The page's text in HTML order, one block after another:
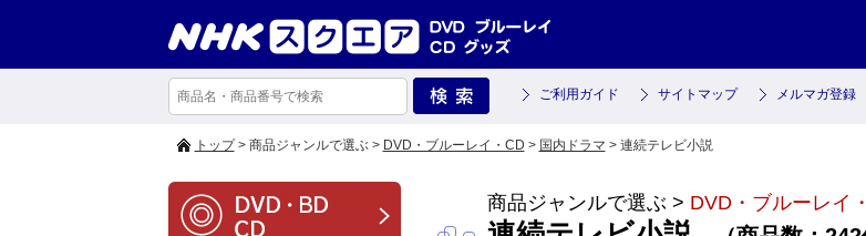
ご利用ガイド サイトマップ メルマガ登録
トップ> 商品ジャンルで選ぶ > DVD・ブルーレイ・CD > 国内ドラマ > 連続テレビ小説
商品ジャンルで選ぶ > DVD・ブルーレイ